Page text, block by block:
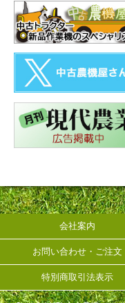
会社案内
お問い合わせ・ご注文
特別商取引法表示